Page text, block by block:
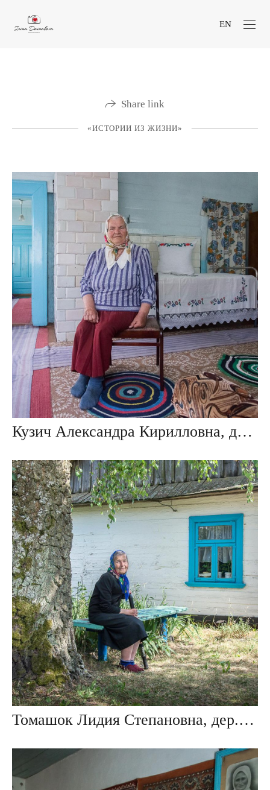
EN
Share link
«ИСТОРИИ ИЗ ЖИЗНИ»
Кузич Александра Кирилловна, дер. Повитье, Беларусь
Томашок Лидия Степановна, дер. Мокраны, Беларусь